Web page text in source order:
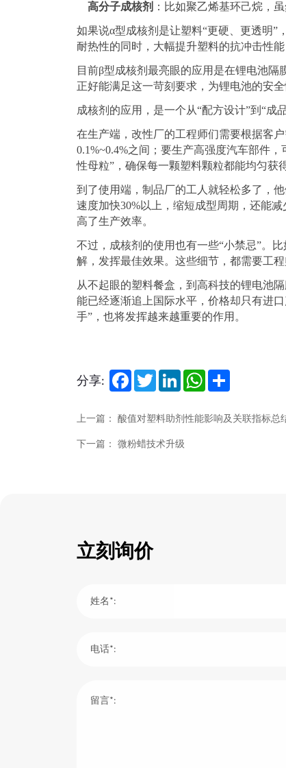
高分子成核剂 ：比如聚乙烯基环己烷，
如果说α型成核剂是让塑料“更硬、更透明”
耐热性的同时，大幅提升塑料的抗冲击性
目前β型成核剂最亮眼的应用是在锂电池隔
正好能满足这一苛刻要求，为锂电池的安全
成核剂的应用，是一个从“配方设计”到 “成
在生产端，改性厂的工程师们需要根据客
0.1%~0.4%之间；要生产高强度汽车部件
性母粒” ，确保每一颗塑料颗粒都能均匀获
到了使用端，制品厂的工人就轻松多了，
速度加快30%以上，缩短成型周期，还能
高了生产效率。
不过，成核剂的使用也有一些“小禁忌”。
解，发挥最佳效果。这些细节，都需要工
从不起眼的塑料餐盒，到高科技的锂电池
能已经逐渐追上国际水平，价格却只有进
手” ，也将发挥越来越重要的作用。
分享: FacebookTwitterLinkedInWhatsApp
上一篇： 酸值对塑料助剂性能影响及关联指标总
下一篇： 微粉蜡技术升级
立刻询价
姓名*:
电话*:
留言*: